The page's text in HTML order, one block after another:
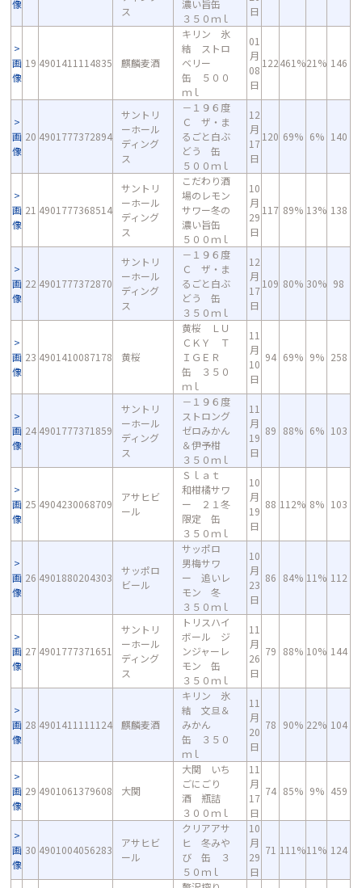
像
ス
濃い旨缶
３５０ｍｌ
日
画
像
19 4901411114835 麒麟麦酒
キリン 氷
結 ストロ
ベリー
缶 ５００
ｍｌ
01
月
08
日
122461%21% 146
画
像
20 4901777372894
サントリ
ーホール
ディング
ス
－１９６度
Ｃ ザ・ま
るごと白ぶ
どう 缶
５００ｍｌ
12
月
17
日
120 69% 6% 140
画
像
21 4901777368514
サントリ
ーホール
ディング
ス
こだわり酒
場のレモン
サワー冬の
濃い旨缶
５００ｍｌ
10
月
29
日
117 89% 13% 138
画
像
22 4901777372870
サントリ
ーホール
ディング
ス
－１９６度
Ｃ ザ・ま
るごと白ぶ
どう 缶
３５０ｍｌ
12
月
17
日
109 80% 30% 98
画
像
23 4901410087178 黄桜
黄桜 ＬＵ
ＣＫＹ Ｔ
ＩＧＥＲ
缶 ３５０
ｍｌ
11
月
10
日
94 69% 9% 258
画
像
24 4901777371859
サントリ
ーホール
ディング
ス
－１９６度
ストロング
ゼロみかん
＆伊予柑
３５０ｍｌ
11
月
19
日
89 88% 6% 103
画
像
25 4904230068709
アサヒビ
ール
Ｓｌａｔ
和柑橘サワ
ー ２１冬
限定 缶
３５０ｍｌ
10
月
19
日
88 112% 8% 103
画
像
26 4901880204303
サッポロ
ビール
サッポロ
男梅サワ
ー 追いレ
モン 冬
３５０ｍｌ
10
月
23
日
86 84% 11% 112
画
像
27 4901777371651
サントリ
ーホール
ディング
ス
トリスハイ
ボール ジ
ンジャーレ
モン 缶
３５０ｍｌ
11
月
26
日
79 88% 10% 144
画
像
28 4901411111124 麒麟麦酒
キリン 氷
結 文旦＆
みかん
缶 ３５０
ｍｌ
11
月
20
日
78 90% 22% 104
画
像
29 4901061379608 大関
大関 いち
ごにごり
酒 瓶詰
３００ｍｌ
11
月
17
日
74 85% 9% 459
画
像
30 4901004056283
アサヒビ
ール
クリアアサ
ヒ 冬みや
び 缶 ３
５０ｍｌ
10
月
29
日
71 111%11% 124